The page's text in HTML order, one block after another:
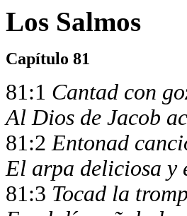
Los Salmos
Capítulo 81
81:1 Cantad con
Al Dios de Jacob
81:2Entonad
El arpa deliciosa y
81:3 Tocad la